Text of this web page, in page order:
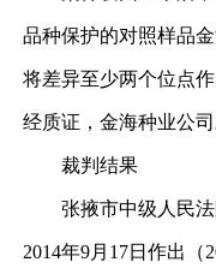
品种保护的对照样品
将差异至少两个位点
经质证，金海种业公
裁判结果
张掖市中级人民法院
2014年9月17日作出